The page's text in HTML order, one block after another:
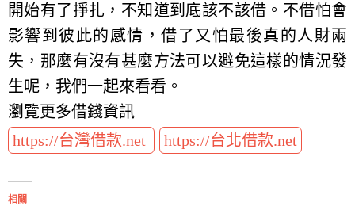
開始有了掙扎，不知道到底該不該借。不借怕會
影響到彼此的感情，借了又怕最後真的人財兩
失，那麼有沒有甚麼方法可以避免這樣的情況發
生呢，我們一起來看看。
瀏覽更多借錢資訊
https://台灣借款.net
https://台北借款.net
相關